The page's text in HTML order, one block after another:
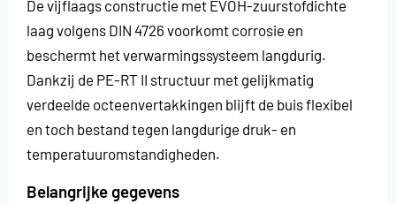
De vijflaags constructie met EVOH-zuurstofdichte
laag volgens DIN 4726 voorkomt corrosie en
beschermt het verwarmingssysteem langdurig.
Dankzij de PE-RT II structuur met gelijkmatig
verdeelde octeenvertakkingen blijft de buis flexibel
en toch bestand tegen langdurige druk- en
temperatuuromstandigheden.
Belangrijke gegevens